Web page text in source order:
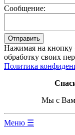
Сообщение:
Нажимая на кнопку
обработку своих
Политика
Мы с
Меню ☰